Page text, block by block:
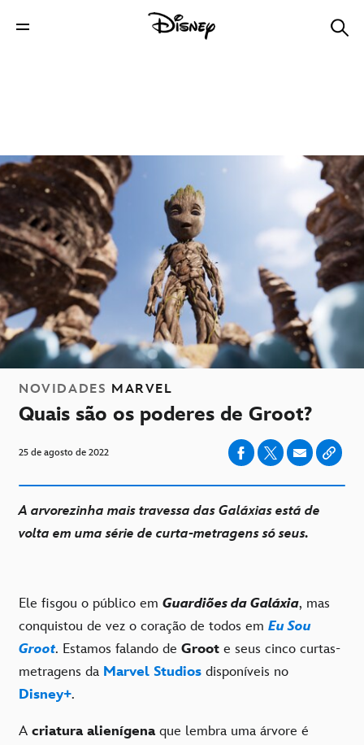
NOVIDADES MARVEL
Quais são os poderes de Groot?
25 de agosto de 2022
A arvorezinha mais travessa das Galáxias está de
volta em uma série de curta-metragens só seus.
Ele fisgou o público em Guardiões da Galáxia, mas
conquistou de vez o coração de todos em Eu Sou
Groot. Estamos falando de Groot e seus cinco curtas-
metragens da Marvel Studios disponíveis no
Disney+.
A criatura alienígenaque lembra uma árvore é